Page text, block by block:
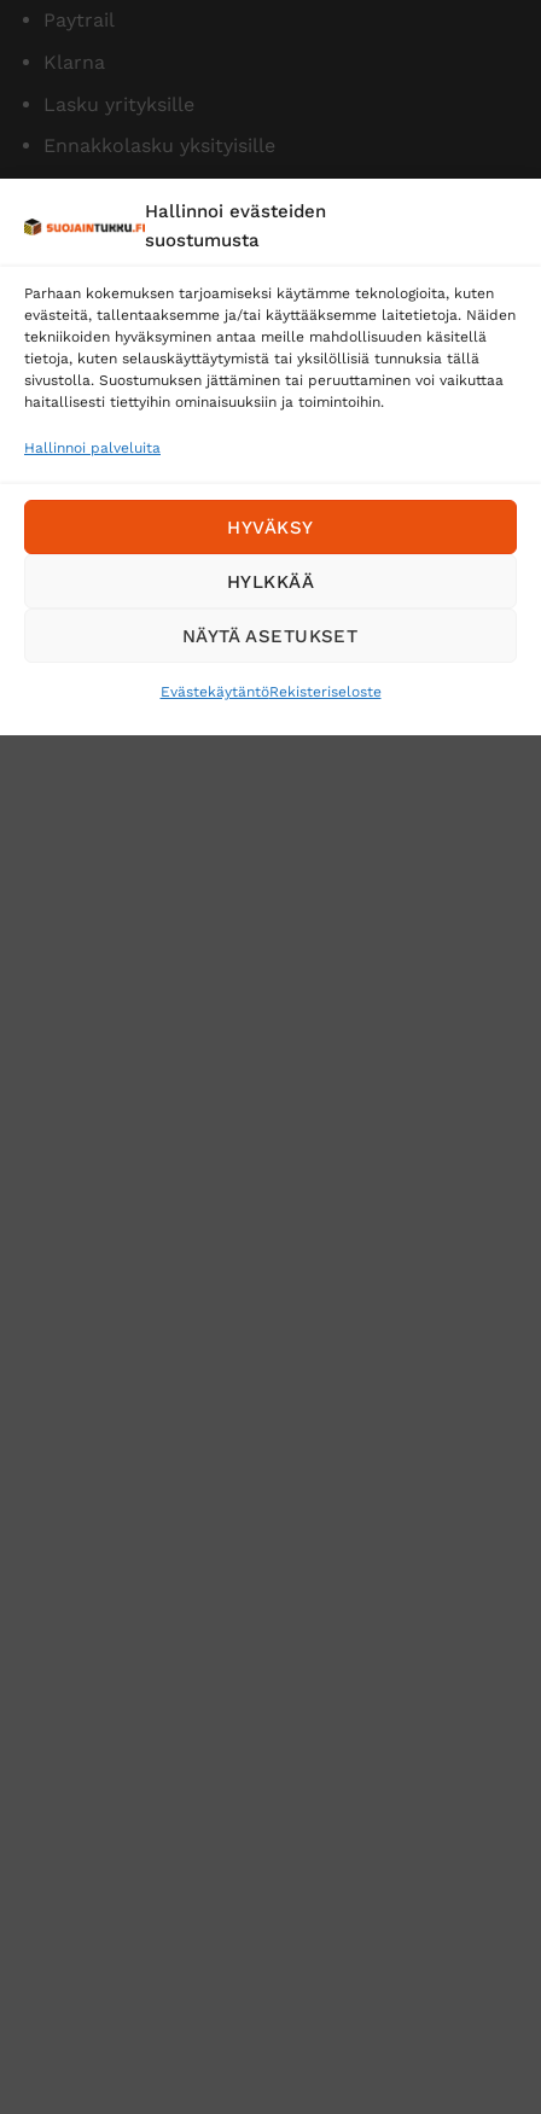
Hallinnoi evästeiden
suostumusta
Parhaan kokemuksen tarjoamiseksi käytämme teknologioita, kuten
evästeitä, tallentaaksemme ja/tai käyttääksemme laitetietoja. Näiden
tekniikoiden hyväksyminen antaa meille mahdollisuuden käsitellä
tietoja, kuten selauskäyttäytymistä tai yksilöllisiä tunnuksia tällä
sivustolla. Suostumuksen jättäminen tai peruuttaminen voi vaikuttaa
haitallisesti tiettyihin ominaisuuksiin ja toimintoihin.
Hallinnoi palveluita
HYVÄKSY
HYLKKÄÄ
NÄYTÄ ASETUKSET
EvästekäytäntöRekisteriseloste
Paytrail
Klarna
Lasku yrityksille
Ennakkolasku yksityisille
Toimitustavat
Posti
Matkahuolto
Tilaa uutiskirje ja saat erikoisalennuksia